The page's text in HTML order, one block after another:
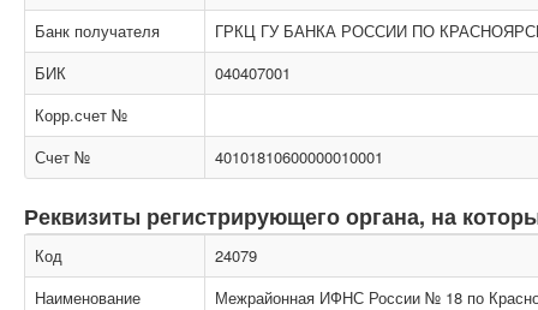
Банк получателя
ГРКЦ ГУ БАНКА РОССИИ ПО
БИК
040407001
Корр.счет №
Счет №
40101810600000010001
Реквизиты регистрирующего органа, на
Код
24079
Наименование
Межрайонная ИФНС России № 18 по